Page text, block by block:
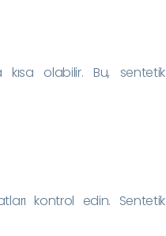
olabilir. Bu, sentetik
kontrol edin. Sentetik